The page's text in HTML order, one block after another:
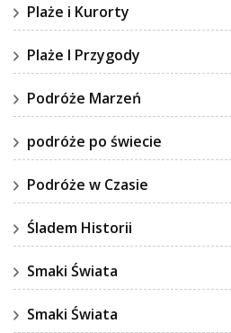
Plaże i Kurorty
Plaże I Przygody
Podróże Marzeń
podróże po świecie
Podróże w Czasie
Śladem Historii
Smaki Świata
Smaki Świata